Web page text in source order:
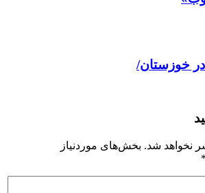
خوزستان/
نخواهد شد. بخش‌های موردنیاز
*